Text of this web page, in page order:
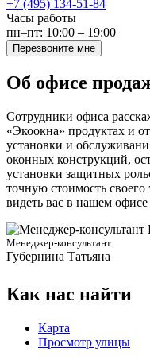
+7 (495) 134-51-84
Часы работы
пн–пт: 10:00 – 19:00
Перезвоните мне
Об офисе
Сотрудники офиса
«Экоокна» продуктах и
установки и
оконных конструкций,
установки защитных
точную стоимость своего
видеть вас в нашем
Менеджер-консультант
Губернина Татьяна
Как нас найти
Карта
Просмотр улицы